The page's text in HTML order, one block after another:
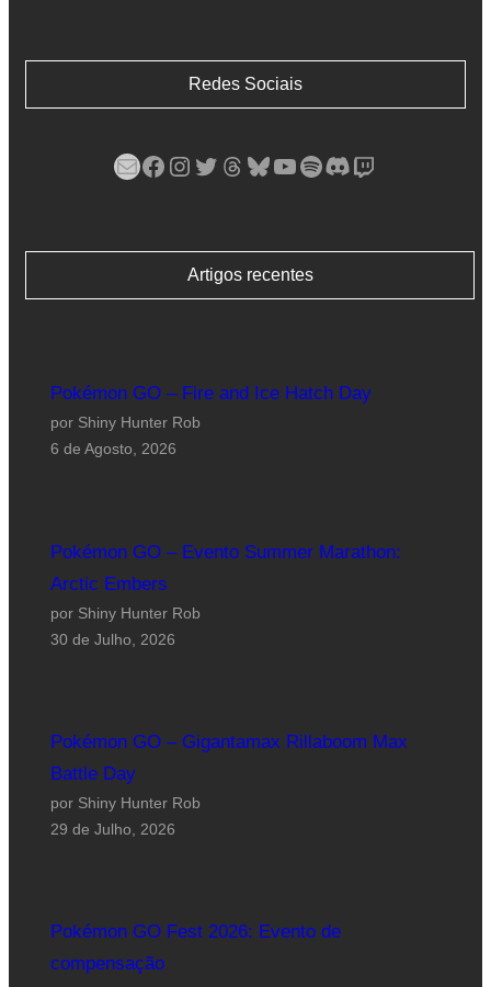
Redes Sociais
Mail Facebook Instagram Twitter Threads Bluesky YouTube Spotify Discord Twitch
Artigos recentes
Pokémon GO – Fire and Ice Hatch Day
por Shiny Hunter Rob
6 de Agosto, 2026
Pokémon GO – Evento Summer Marathon:
Arctic Embers
por Shiny Hunter Rob
30 de Julho, 2026
Pokémon GO – Gigantamax Rillaboom Max
Battle Day
por Shiny Hunter Rob
29 de Julho, 2026
Pokémon GO Fest 2026: Evento de
compensação